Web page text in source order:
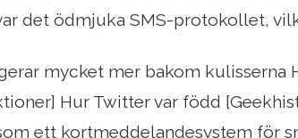
det ödmjuka SMS-protokollet,
mycket mer bakom kulisserna
Hur Twitter var född
ett kortmeddelandesystem för